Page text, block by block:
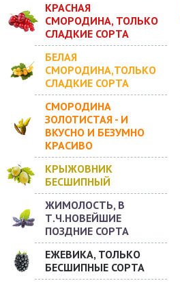
КРАСНАЯ
СМОРОДИНА, ТОЛЬКО
СЛАДКИЕ СОРТА
БЕЛАЯ
СМОРОДИНА,ТОЛЬКО
СЛАДКИЕ СОРТА
СМОРОДИНА
ЗОЛОТИСТАЯ - И
ВКУСНО И БЕЗУМНО
КРАСИВО
КРЫЖОВНИК
БЕСШИПНЫЙ
ЖИМОЛОСТЬ, В
Т.Ч.НОВЕЙШИЕ
ПОЗДНИЕ СОРТА
ЕЖЕВИКА, ТОЛЬКО
БЕСШИПНЫЕ СОРТА